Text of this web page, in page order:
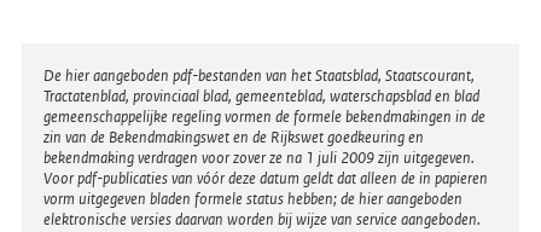
Disclaimer
De hier aangeboden pdf-bestanden van het Staatsblad, Staatscourant,
Tractatenblad, provinciaal blad, gemeenteblad, waterschapsblad en blad
gemeenschappelijke regeling vormen de formele bekendmakingen in de
zin van de Bekendmakingswet en de Rijkswet goedkeuring en
bekendmaking verdragen voor zover ze na 1 juli 2009 zijn uitgegeven.
Voor pdf-publicaties van vóór deze datum geldt dat alleen de in papieren
vorm uitgegeven bladen formele status hebben; de hier aangeboden
elektronische versies daarvan worden bij wijze van service aangeboden.